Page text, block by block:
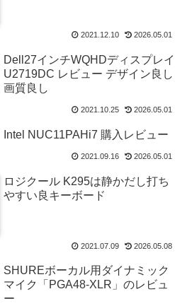
2021.12.10 2026.05.01
Dell27インチWQHDディスプレイ
U2719DC レビュー デザイン良し
画質良し
2021.10.25 2026.05.01
Intel NUC11PAHi7 購入レビュー
2021.09.16 2026.05.01
ロジクール K295は静かだし打ち
やすい良キーボード
2021.07.09 2026.05.08
SHUREボーカル用ダイナミック
マイク「PGA48-XLR」のレビュ
ー